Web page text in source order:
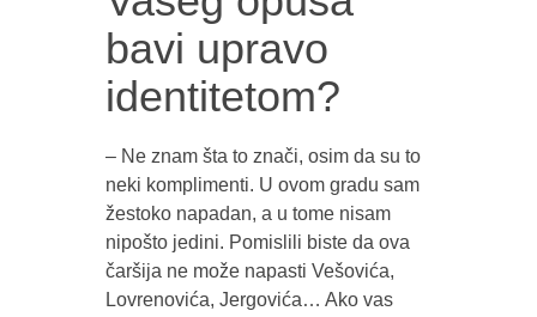
bavi upravo
identitetom?
– Ne znam šta to znači, osim da su to
neki komplimenti. U ovom gradu sam
žestoko napadan, a u tome nisam
nipošto jedini. Pomislili biste da ova
čaršija ne može napasti Vešovića,
Lovrenovića, Jergovića… Ako vas